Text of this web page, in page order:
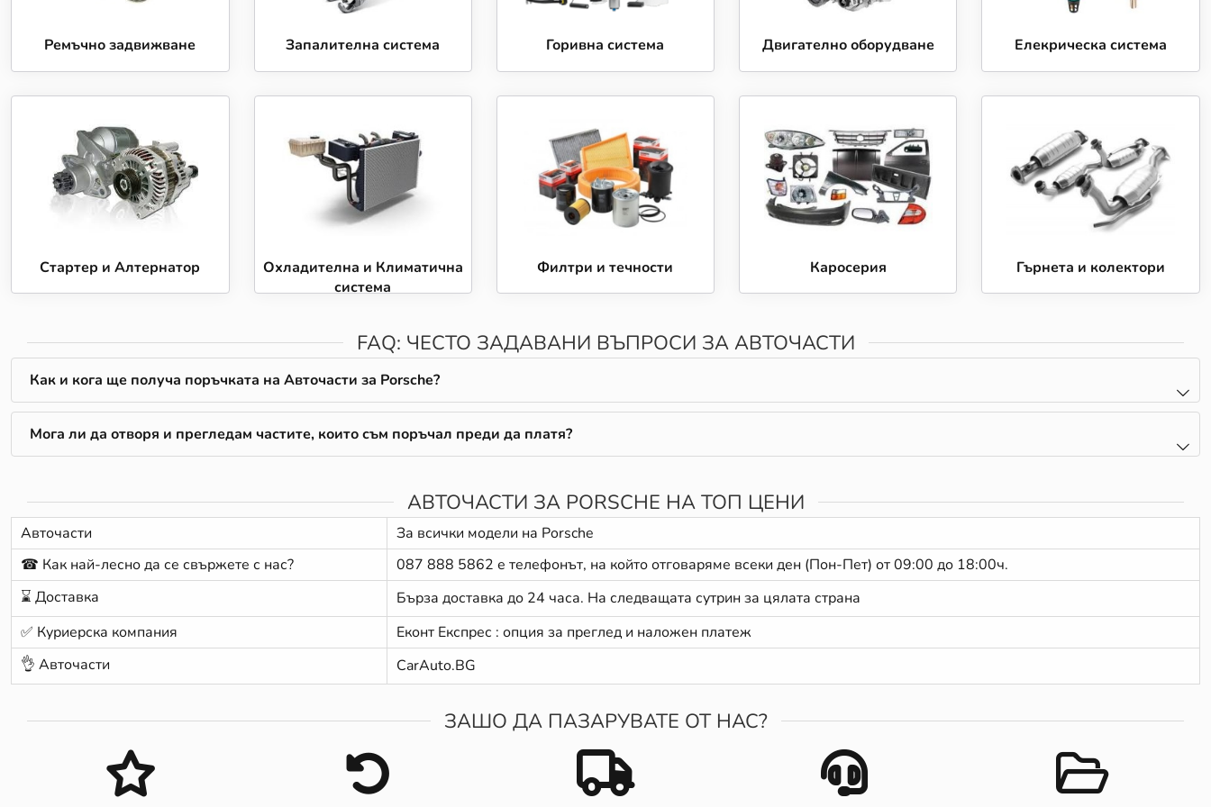
Ремъчно задвижване Запалителна система Горивна система Двигателно оборудване Елекрическа система
Стартер и Алтернатор
Охладителна и Климатична
система
Филтри и течности Каросерия Гърнета и колектори
FAQ: ЧЕСТО ЗАДАВАНИ ВЪПРОСИ ЗА АВТОЧАСТИ
Как и кога ще получа поръчката на Авточасти за Porsche?
Мога ли да отворя и прегледам частите, които съм поръчал преди да платя?
АВТОЧАСТИ ЗА PORSCHE НА ТОП ЦЕНИ
Авточасти
За всички модели на Porsche
☎ Как най-лесно да се свържете с нас?
087 888 5862 е телефонът, на който отговаряме всеки ден (Пон-Пет) от 09:00 до 18:00ч.
⌛ Доставка
Бърза доставка до 24 часа. На следващата сутрин за цялата страна
✅ Куриерска компания
Еконт Експрес : опция за преглед и наложен платеж
👌 Авточасти
CarAuto.BG
ЗАШО ДА ПАЗАРУВАТЕ ОТ НАС?